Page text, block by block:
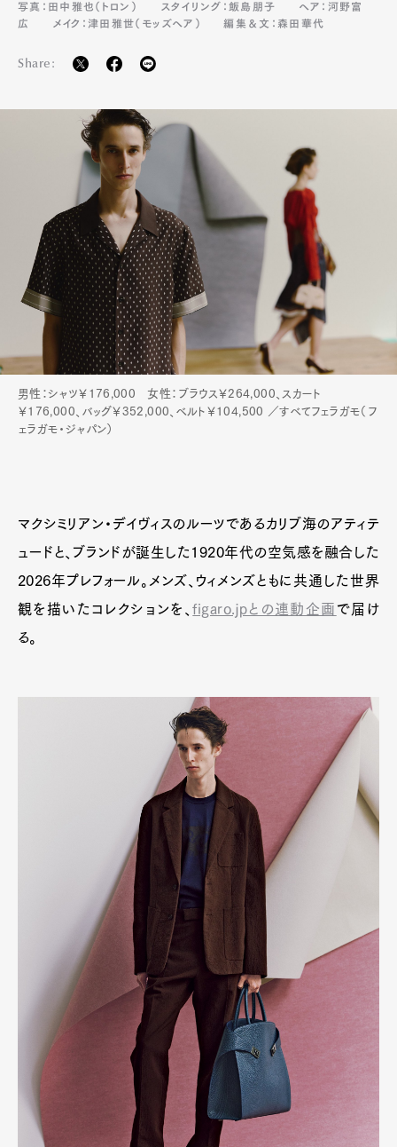
Official Columnist
About
Contact
Pen Meet
Pen international Pen tw
写真：田中雅也（トロン）
スタイリング：飯島朋子
ヘア：河野富
広
メイク：津田雅世（モッズヘア） 編集＆文：森田華代
Share:
男性：シャツ￥176,000 女性：ブラウス￥264,000、スカート
￥176,000、バッグ￥352,000、ベルト￥104,500 ／すべてフェラガモ（フ
ェラガモ・ジャパン）
マクシミリアン・デイヴィスのルーツであるカリブ海のアティテ
ュードと、ブランドが誕生した1920年代の空気感を融合した
2026年プレフォール。メンズ、ウィメンズともに共通した世界
観を描いたコレクションを、figaro.jpとの連動企画 で届け
る。